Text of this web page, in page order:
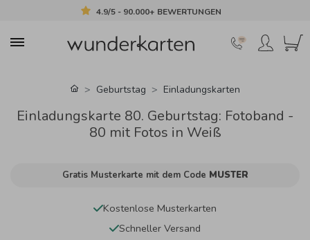
4.9/5 - 90.000+ BEWERTUNGEN
Geburtstag Einladungskarten
Einladungskarte 80. Geburtstag: Fotoband -
80 mit Fotos in Weiß
Gratis Musterkarte mit dem Code MUSTER
Kostenlose Musterkarten
Schneller Versand